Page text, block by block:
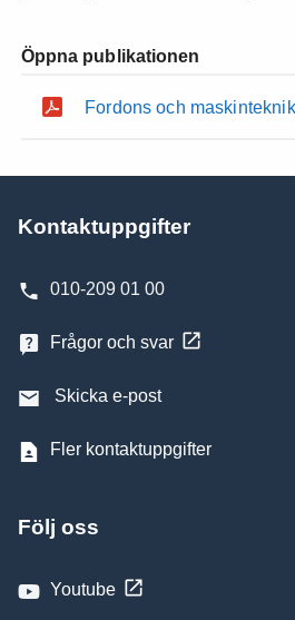
Öppna publikationen
Fordons och
Kontaktuppgifter
010-209 01 00
Frågor och svar
Skicka e-post
Fler kontaktuppgifter
Följ oss
Youtube